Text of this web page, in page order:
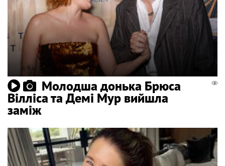
Молодша донька Брюса
Вілліса та Демі Мур вийшла
заміж